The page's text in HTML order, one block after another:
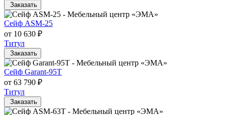
Заказать
Сейф ASM-25
от 10 630 ₽
Титул
Заказать
Сейф Garant-95T
от 63 790 ₽
Титул
Заказать